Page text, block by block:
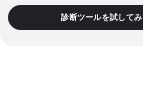
診断ツールを試して